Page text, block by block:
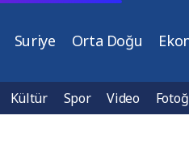
Suriye Orta Doğu
Kültür Spor Video